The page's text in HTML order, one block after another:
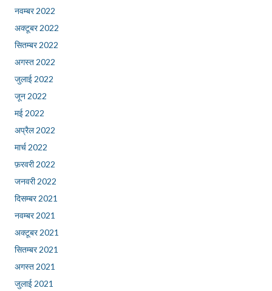
नवम्बर 2022
अक्टूबर 2022
सितम्बर 2022
अगस्त 2022
जुलाई 2022
जून 2022
मई 2022
अप्रैल 2022
मार्च 2022
फ़रवरी 2022
जनवरी 2022
दिसम्बर 2021
नवम्बर 2021
अक्टूबर 2021
सितम्बर 2021
अगस्त 2021
जुलाई 2021